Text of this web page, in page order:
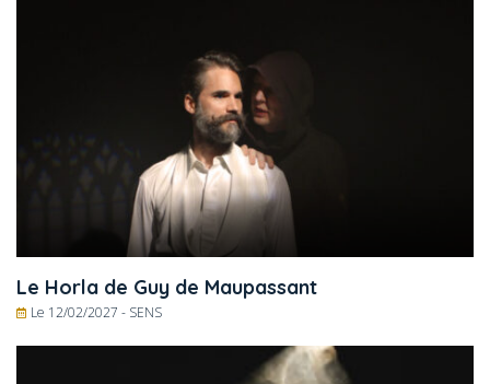
Le Horla de Guy de Maupassant
Le 12/02/2027 - SENS